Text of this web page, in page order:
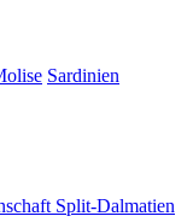
Sardinien
Split-Dalmatien